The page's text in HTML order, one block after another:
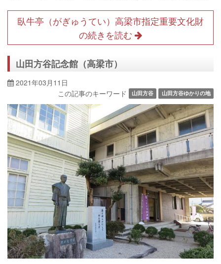
臥牛亭（がぎゅうてい）高梁市指定重要文化財
の続きを読む
山田方谷記念館（高梁市）
2021年03月11日
この記事のキーワード
山田方谷 山田方谷ゆかりの地